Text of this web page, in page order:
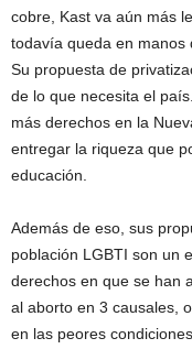
cobre, Kast va aún más
todavía queda en manos
Su propuesta de
de lo que necesita el
más derechos en la
entregar la riqueza que
educación.
Además de eso, sus
población LGBTI son un
derechos en que se han
al aborto en 3 causales,
en las peores